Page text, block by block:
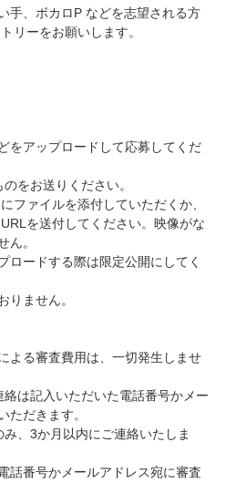
手、ボカロP などを志望される方
リーをお願いします。
をアップロードして応募してくだ
をお送りください。
ファイルを添付していただくか、
を送付してください。映像がな
ん。
ロードする際は限定公開にしてく
りません。
よる審査費用は、一切発生しませ
絡は記入いただいた電話番号かメー
ただきます。
、3か月以内にご連絡いたしま
話番号かメールアドレス宛に審査